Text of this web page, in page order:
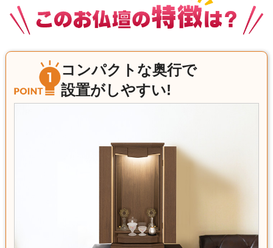
コンパクトな奥行で
設置がしやすい!